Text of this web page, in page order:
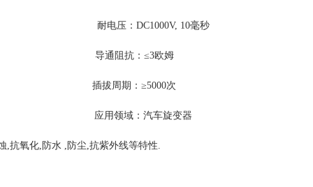
10毫秒
欧姆
：≥5000次
汽车旋变器
抗氧化,防水 ,防尘,抗紫外线等特性.